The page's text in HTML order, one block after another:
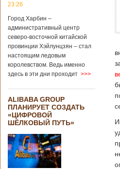
становится
крупным
торговым
партнером
Германии
Как
свидетельствуют
данные, которые
Федеральным
статистическим
ведомством
Германии, в 2018
году статус самого
крупного торгового
партнера страны
остается за
Китаем, причем это
23:26
Город Харбин –
административный центр
северо-восточной китайской
провинции Хэйлунцзян – стал
настоящим ледовым
королевством. Ведь именно
здесь в эти дни проходит >>>
ALIBABA GROUP
ПЛАНИРУЕТ СОЗДАТЬ
«ЦИФРОВОЙ
ШЁЛКОВЫЙ ПУТЬ»